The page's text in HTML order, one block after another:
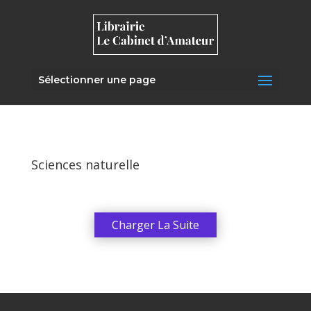
Sélectionner une page
Sciences naturelle
Charger La Suite